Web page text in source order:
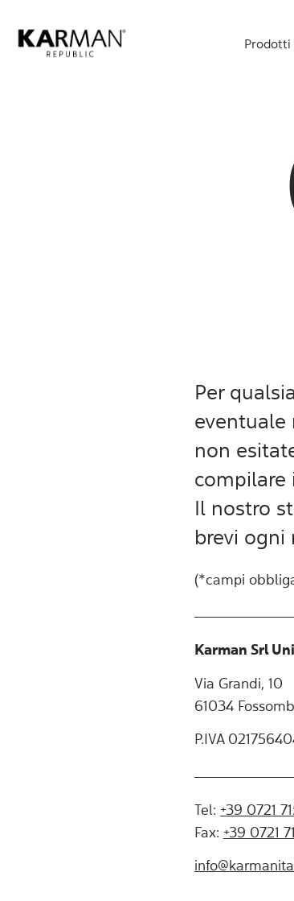
Prodotti
Per
eventuale
non
compilare
Il nostro
brevi ogni
(*campi
Karman Srl
Via Grandi, 10
61034
P.IVA
Tel: +39 0721
Fax: +39 0721